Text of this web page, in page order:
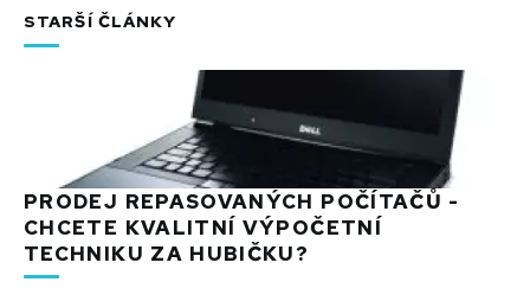
STARŠÍ ČLÁNKY
PRODEJ REPASOVANÝCH POČÍTAČŮ -
CHCETE KVALITNÍ VÝPOČETNÍ
TECHNIKU ZA HUBIČKU?